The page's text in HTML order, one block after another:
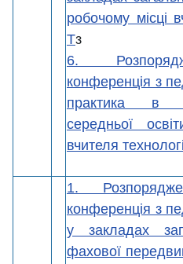
робочому місці
Тз
6.
конференція з
практика в
середньої
вчителя
1.
конференція з
у закладах
фахової